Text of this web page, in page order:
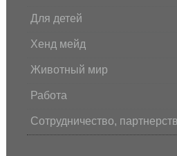
Для детей
Хенд мейд
Животный мир
Работа
Сотрудничество,